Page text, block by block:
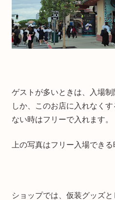
ゲストが多いときは、入場
しか、このお店に入れなく
ない時はフリーで入れます。
上の写真はフリー入場できる
ショップでは、仮装グッズ